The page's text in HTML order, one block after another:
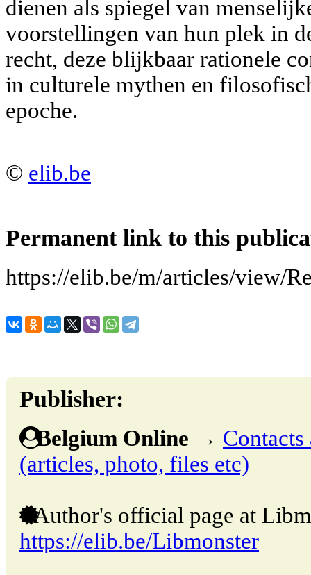
dienen als spiegel van
voorstellingen van hun plek in
recht, deze blijkbaar rationele
in culturele mythen en
epoche.
© elib.be
Permanent link to this
https://elib.be/m/articles/view/
Publisher:
Belgium Online →
(articles, photo, files etc)
Author's official page at
https://elib.be/Libmonster